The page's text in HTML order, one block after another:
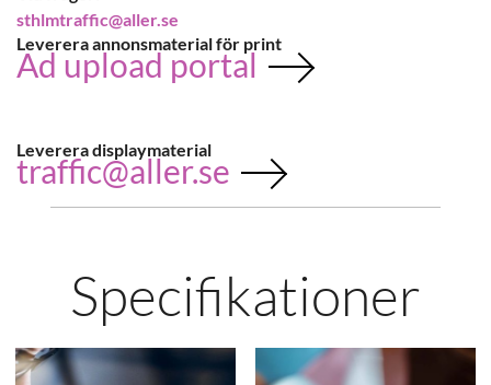
sthlmtraffic@aller.se
Leverera annonsmaterial för print
Ad upload portal
Leverera displaymaterial
traffic@aller.se
Specifikationer